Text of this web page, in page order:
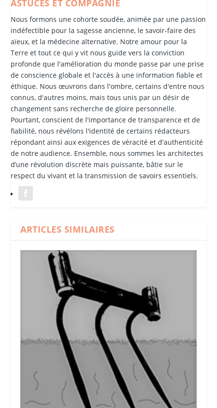
ASTUCES ET COMPAGNIE
Nous formons une cohorte soudée, animée par une passion
indéfectible pour la sagesse ancienne, le savoir-faire des
aïeux, et la médecine alternative. Notre amour pour la
Terre et tout ce qui y vit nous guide vers la conviction
profonde que l'amélioration du monde passe par une prise
de conscience globale et l'accès à une information fiable et
éthique. Nous œuvrons dans l'ombre, certains d'entre nous
connus, d'autres moins, mais tous unis par un désir de
changement sans recherche de gloire personnelle.
Pourtant, conscient de l'importance de transparence et de
fiabilité, nous révélons l'identité de certains rédacteurs
répondant ainsi aux exigences de véracité et d'authenticité
de notre audience. Ensemble, nous sommes les architectes
d’une révolution discrète mais puissante, bâtie sur le
respect du vivant et la transmission de savoirs essentiels.
ARTICLES SIMILAIRES